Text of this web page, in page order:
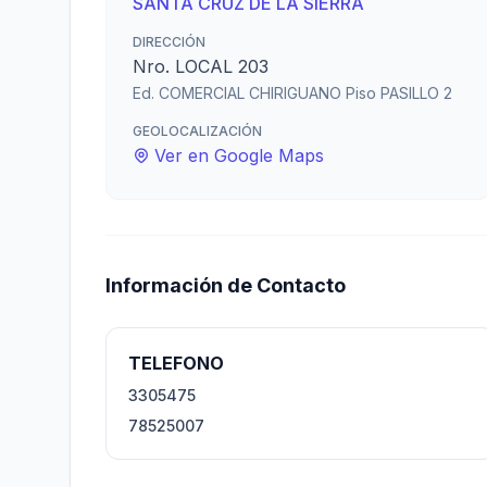
DIRECCIÓN
Nro. LOCAL 203
Ed. COMERCIAL CHIRIGUANO Piso PASILLO 2
GEOLOCALIZACIÓN
Ver en Google Maps
Información de Contacto
TELEFONO
3305475
78525007